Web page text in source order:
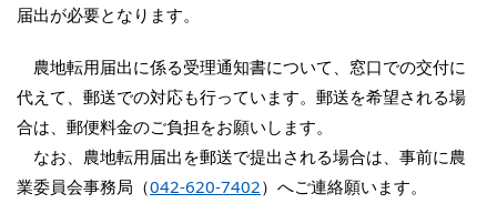
届出が必要となります。
農地転用届出に係る受理通知書について、窓口での交付に
代えて、郵送での対応も行っています。郵送を希望される場
合は、郵便料金のご負担をお願いします。
なお、農地転用届出を郵送で提出される場合は、事前に農
業委員会事務局（042-620-7402）へご連絡願います。